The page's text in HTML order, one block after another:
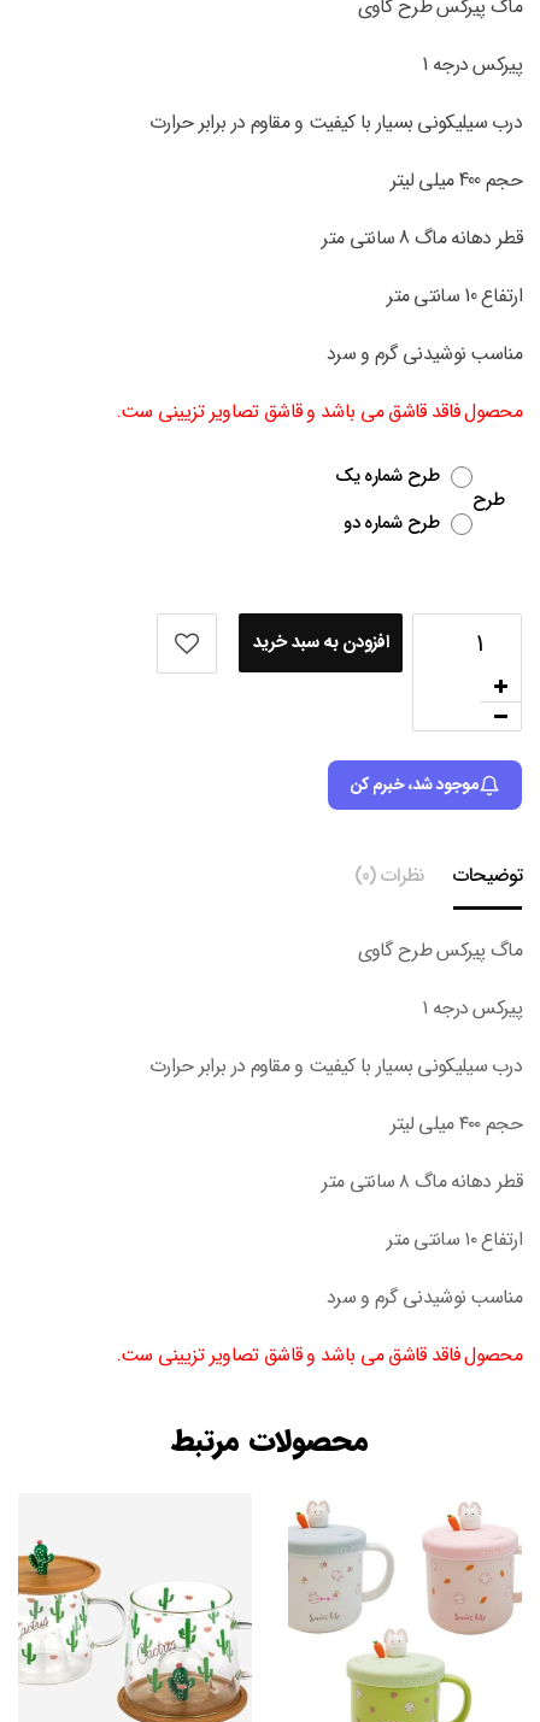
ماگ پیرکس طرح گاوی
پیرکس درجه 1
درب سیلیکونی بسیار با کیفیت و مقاوم در برابر حرارت
حجم 400 میلی لیتر
قطر دهانه ماگ 8 سانتی متر
ارتفاع 10 سانتی متر
مناسب نوشیدنی گرم و سرد
محصول فاقد قاشق می باشد و قاشق تصاویر تزیینی ست.
طرح
طرح شماره یک
طرح شماره دو
افزودن به سبد خرید
موجود شد، خبرم کن
توضیحات نظرات (0)
ماگ پیرکس طرح گاوی
پیرکس درجه ۱
درب سیلیکونی بسیار با کیفیت و مقاوم در برابر حرارت
حجم ۴۰۰ میلی لیتر
قطر دهانه ماگ ۸ سانتی متر
ارتفاع ۱۰ سانتی متر
مناسب نوشیدنی گرم و سرد
محصول فاقد قاشق می باشد و قاشق تصاویر تزیینی ست.
محصولات مرتبط